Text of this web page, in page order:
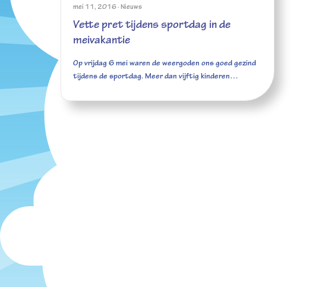
mei 11, 2016· Nieuws
Vette pret tijdens sportdag in de
meivakantie
Op vrijdag 6 mei waren de weergoden ons goed gezind
tijdens de sportdag. Meer dan vijftig kinderen…